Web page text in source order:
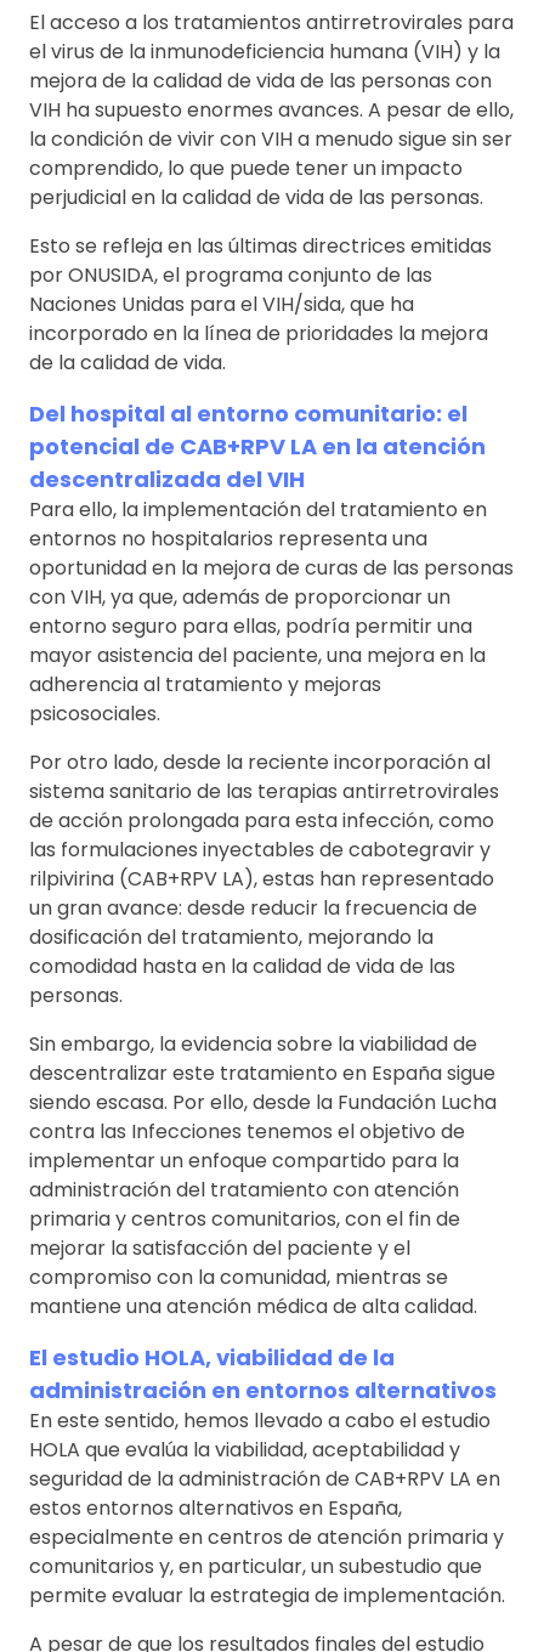
El acceso a los tratamientos antirretrovirales para
el virus de la inmunodeficiencia humana (VIH) y la
mejora de la calidad de vida de las personas con
VIH ha supuesto enormes avances. A pesar de ello,
la condición de vivir con VIH a menudo sigue sin ser
comprendido, lo que puede tener un impacto
perjudicial en la calidad de vida de las personas.
Esto se refleja en las últimas directrices emitidas
por ONUSIDA, el programa conjunto de las
Naciones Unidas para el VIH/sida, que ha
incorporado en la línea de prioridades la mejora
de la calidad de vida.
Del hospital al entorno comunitario: el
potencial de CAB+RPV LA en la atención
descentralizada del VIH
Para ello, la implementación del tratamiento en
entornos no hospitalarios representa una
oportunidad en la mejora de curas de las personas
con VIH, ya que, además de proporcionar un
entorno seguro para ellas, podría permitir una
mayor asistencia del paciente, una mejora en la
adherencia al tratamiento y mejoras
psicosociales.
Por otro lado, desde la reciente incorporación al
sistema sanitario de las terapias antirretrovirales
de acción prolongada para esta infección, como
las formulaciones inyectables de cabotegravir y
rilpivirina (CAB+RPV LA), estas han representado
un gran avance: desde reducir la frecuencia de
dosificación del tratamiento, mejorando la
comodidad hasta en la calidad de vida de las
personas.
Sin embargo, la evidencia sobre la viabilidad de
descentralizar este tratamiento en España sigue
siendo escasa. Por ello, desde la Fundación Lucha
contra las Infecciones tenemos el objetivo de
implementar un enfoque compartido para la
administración del tratamiento con atención
primaria y centros comunitarios, con el fin de
mejorar la satisfacción del paciente y el
compromiso con la comunidad, mientras se
mantiene una atención médica de alta calidad.
El estudio HOLA, viabilidad de la
administración en entornos alternativos
En este sentido, hemos llevado a cabo el estudio
HOLA que evalúa la viabilidad, aceptabilidad y
seguridad de la administración de CAB+RPV LA en
estos entornos alternativos en España,
especialmente en centros de atención primaria y
comunitarios y, en particular, un subestudio que
permite evaluar la estrategia de implementación.
A pesar de que los resultados finales del estudio